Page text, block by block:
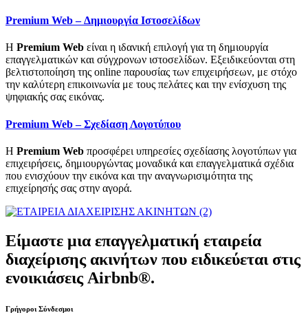
Premium Web – Δημιουργία Ιστοσελίδων
Η Premium Web είναι η ιδανική επιλογή για τη δημιουργία
επαγγελματικών και σύγχρονων ιστοσελίδων. Εξειδικεύονται στη
βελτιστοποίηση της online παρουσίας των επιχειρήσεων, με στόχο
την καλύτερη επικοινωνία με τους πελάτες και την ενίσχυση της
ψηφιακής σας εικόνας.
Premium Web – Σχεδίαση Λογοτύπου
Η Premium Web προσφέρει υπηρεσίες σχεδίασης λογοτύπων για
επιχειρήσεις, δημιουργώντας μοναδικά και επαγγελματικά σχέδια
που ενισχύουν την εικόνα και την αναγνωρισιμότητα της
επιχείρησής σας στην αγορά.
Είμαστε μια επαγγελματική εταιρεία
διαχείρισης ακινήτων που ειδικεύεται στις
ενοικιάσεις Airbnb®.
Γρήγοροι Σύνδεσμοι